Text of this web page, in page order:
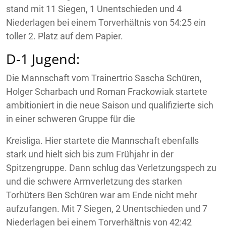
stand mit 11 Siegen, 1 Unentschieden und 4
Niederlagen bei einem Torverhältnis von 54:25 ein
toller 2. Platz auf dem Papier.
D-1 Jugend:
Die Mannschaft vom Trainertrio Sascha Schüren,
Holger Scharbach und Roman Frackowiak startete
ambitioniert in die neue Saison und qualifizierte sich
in einer schweren Gruppe für die
Kreisliga. Hier startete die Mannschaft ebenfalls
stark und hielt sich bis zum Frühjahr in der
Spitzengruppe. Dann schlug das Verletzungspech zu
und die schwere Armverletzung des starken
Torhüters Ben Schüren war am Ende nicht mehr
aufzufangen. Mit 7 Siegen, 2 Unentschieden und 7
Niederlagen bei einem Torverhältnis von 42:42